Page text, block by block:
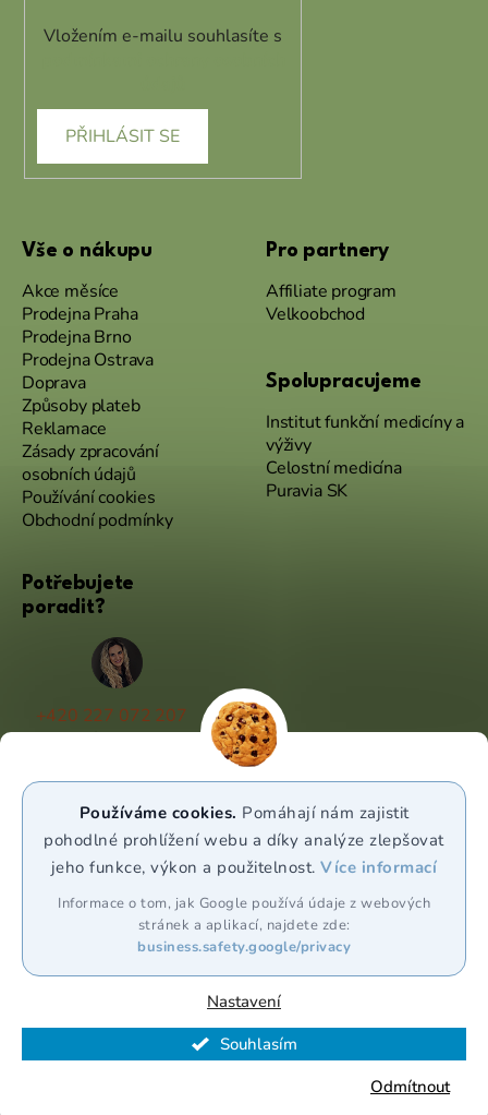
Používáme cookies. Pomáhají nám zajistit
pohodlné prohlížení webu a díky analýze zlepšovat
jeho funkce, výkon a použitelnost.Více informací
Informace o tom, jak Google používá údaje z webových
stránek a aplikací, najdete zde:
business.safety.google/privacy
Nastavení
Odmítnout
Souhlasím
Vložením e-mailu souhlasíte s
PŘIHLÁSIT SE
Vše o nákupu
Akce měsíce
Prodejna Praha
Prodejna Brno
Prodejna Ostrava
Doprava
Způsoby plateb
Reklamace
Zásady zpracování
osobních údajů
Používání cookies
Obchodní podmínky
Pro partnery
Affiliate program
Velkoobchod
Spolupracujeme
Institut funkční medicíny a
výživy
Celostní medicína
Puravia SK
Potřebujete
poradit?
+420 227 072 207
(Po - Pá 9:00 - 17:00)
WhatsApp
Vytvořil Shoptet Premium
. Všechna práva vyhrazena.